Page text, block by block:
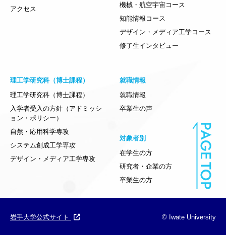
アクセス
機械・航空宇宙コース
知能情報コース
デザイン・メディア工学コース
修了生インタビュー
理工学研究科（博士課程）
理工学研究科（博士課程）
入学者受入の方針（アドミッシ
ョン・ポリシー）
自然・応用科学専攻
システム創成工学専攻
デザイン・メディア工学専攻
就職情報
就職情報
卒業生の声
対象者別
在学生の方
研究者・企業の方
卒業生の方
岩手大学公式サイト © Iwate University